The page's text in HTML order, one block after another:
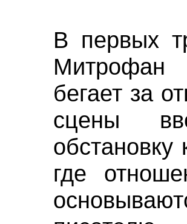
В первых
бегает за
сцены
обстановку
где